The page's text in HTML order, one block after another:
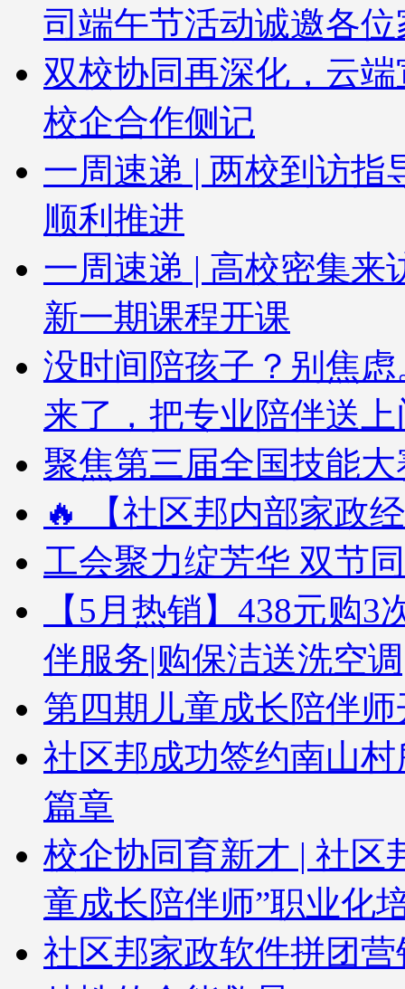
司端午节活动诚邀各
双校协同再深化，云
校企合作侧记
一周速递 | 两校到访指
顺利推进
一周速递 | 高校密集来
新一期课程开课
没时间陪孩子？别焦
来了，把专业陪伴送上
聚焦第三届全国技能
🔥 【社区邦内部家政
工会聚力绽芳华 双节
【5月热销】438元购
伴服务|购保洁送洗空
第四期儿童成长陪伴
社区邦成功签约南山
篇章
校企协同育新才 | 社区
童成长陪伴师”职业化
社区邦家政软件拼团